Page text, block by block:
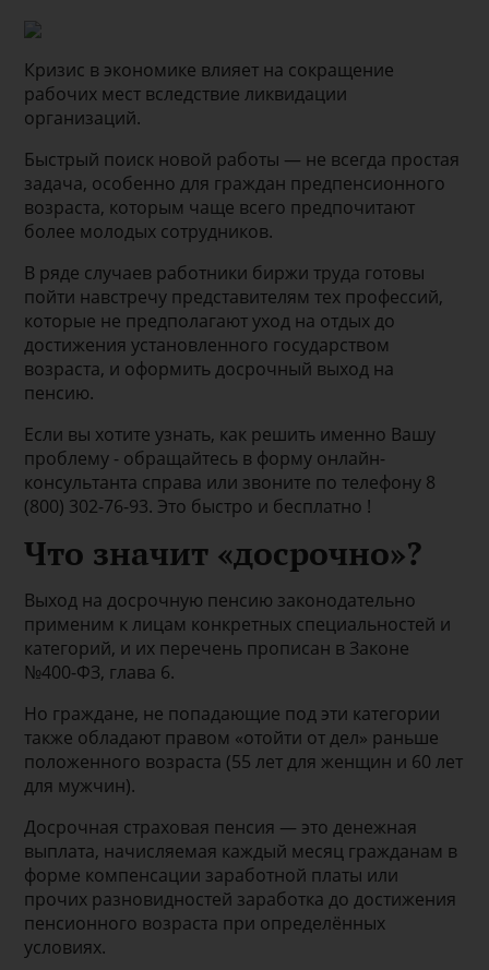
Кризис в экономике влияет на сокращение
рабочих мест вследствие ликвидации
организаций.
Быстрый поиск новой работы — не всегда простая
задача, особенно для граждан предпенсионного
возраста, которым чаще всего предпочитают
более молодых сотрудников.
В ряде случаев работники биржи труда готовы
пойти навстречу представителям тех профессий,
которые не предполагают уход на отдых до
достижения установленного государством
возраста, и оформить досрочный выход на
пенсию.
Если вы хотите узнать, как решить именно Вашу
проблему - обращайтесь в форму онлайн-
консультанта справа или звоните по телефону 8
(800) 302-76-93. Это быстро и бесплатно !
Что значит «досрочно»?
Выход на досрочную пенсию законодательно
применим к лицам конкретных специальностей и
категорий, и их перечень прописан в Законе
№400-ФЗ, глава 6.
Но граждане, не попадающие под эти категории
также обладают правом «отойти от дел» раньше
положенного возраста (55 лет для женщин и 60 лет
для мужчин).
Досрочная страховая пенсия — это денежная
выплата, начисляемая каждый месяц гражданам в
форме компенсации заработной платы или
прочих разновидностей заработка до достижения
пенсионного возраста при определённых
условиях.